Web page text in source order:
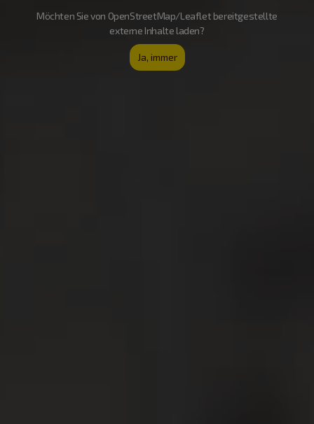
Möchten Sie von OpenStreetMap/Leaflet bereitgestellte
externe Inhalte laden?
Ja, immer